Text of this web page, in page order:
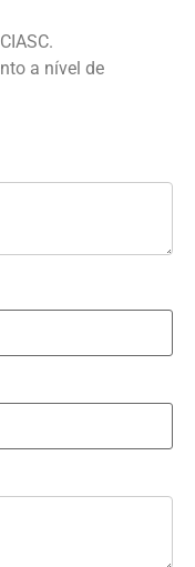
a nível de